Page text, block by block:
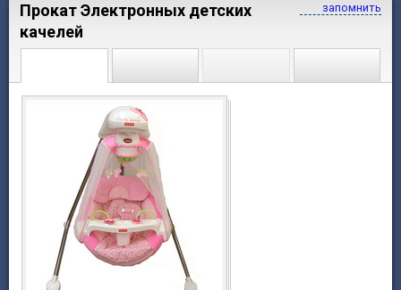
запомнить
Прокат Электронных детских
качелей